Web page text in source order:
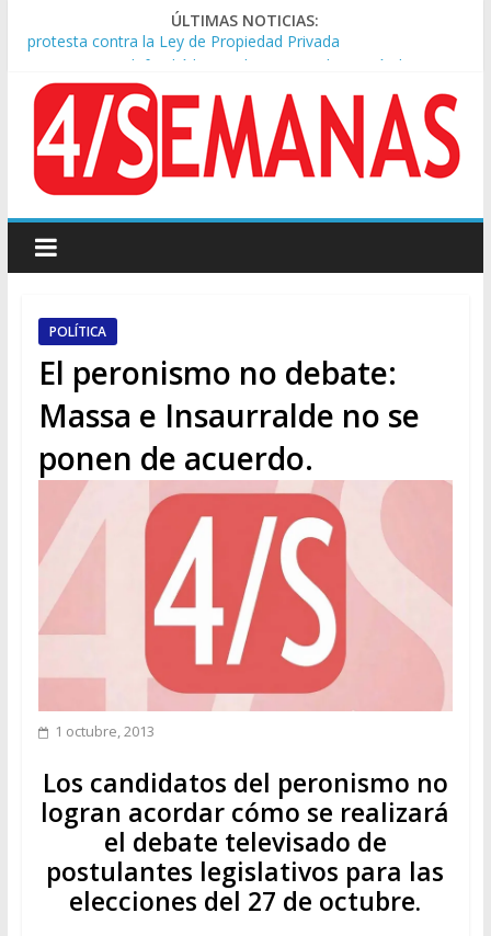
ÚLTIMAS NOTICIAS:
Sturzenegger defendió la Ley de Tierras y lamentó el retiro
Sáenz endurece su postura: rechaza cambios en Manejo del
Fuego y defiende la Ley de Tierras
Tormentas severas y fuertes ráfagas de viento: alerta del
Servicio Meteorológico
Los alquileres de departamentos en la CABA aumentaron
Represión frente al Congreso: tres detenidos durante la
protesta contra la Ley de Propiedad Privada
POLÍTICA
El peronismo no debate:
Massa e Insaurralde no se
ponen de acuerdo.
1 octubre, 2013
Los candidatos del peronismo no
logran acordar cómo se realizará
el debate televisado de
postulantes legislativos para las
elecciones del 27 de octubre.